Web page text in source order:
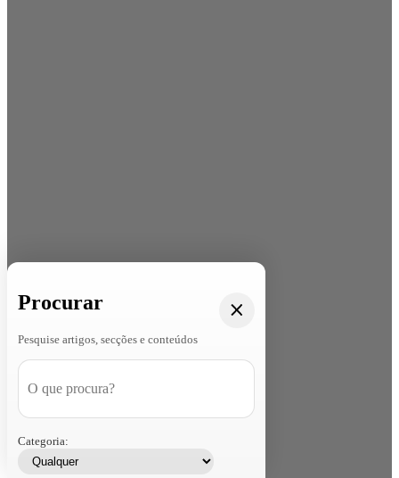
Procurar
Pesquise artigos, secções e conteúdos
Categoria: